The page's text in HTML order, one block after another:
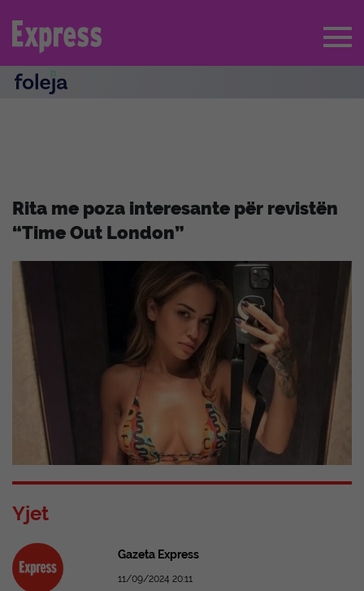
Rita me poza interesante për revistën
“Time Out London”
Yjet
Gazeta Express
11/09/2024 20:11